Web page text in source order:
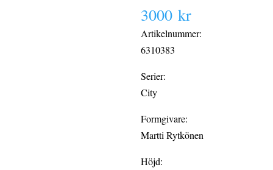
3000kr
Artikelnummer:
6310383
Serier:
City
Formgivare:
Martti Rytkönen
Höjd: